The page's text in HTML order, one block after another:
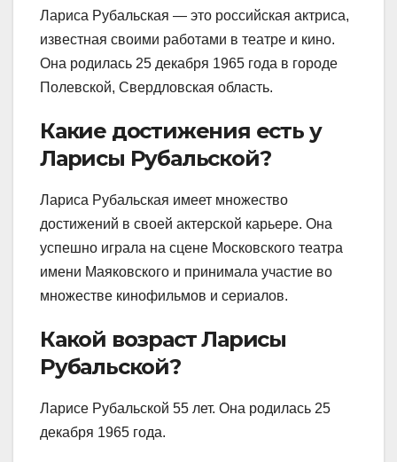
Лариса Рубальская — это российская актриса,
известная своими работами в театре и кино.
Она родилась 25 декабря 1965 года в городе
Полевской, Свердловская область.
Какие достижения есть у
Ларисы Рубальской?
Лариса Рубальская имеет множество
достижений в своей актерской карьере. Она
успешно играла на сцене Московского театра
имени Маяковского и принимала участие во
множестве кинофильмов и сериалов.
Какой возраст Ларисы
Рубальской?
Ларисе Рубальской 55 лет. Она родилась 25
декабря 1965 года.